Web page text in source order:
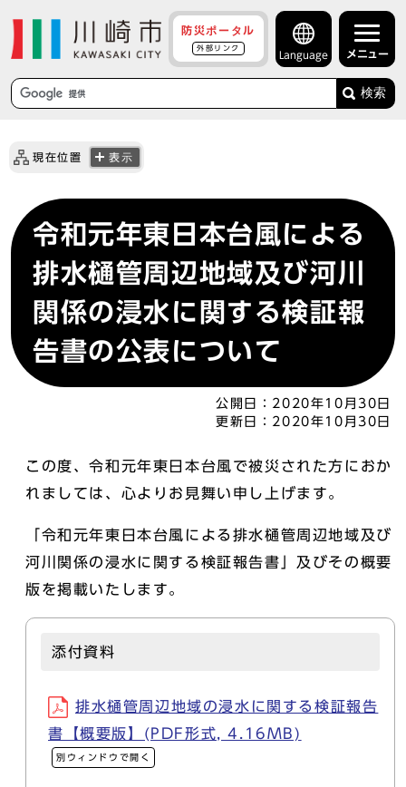
防災ポータル
外部リンク
Language メニュー
検索
現在位置 表示
令和元年東日本台風による
排水樋管周辺地域及び河川
関係の浸水に関する検証報
告書の公表について
公開日： 2020年10月30日
更新日： 2020年10月30日
この度、令和元年東日本台風で被災された方におか
れましては、心よりお見舞い申し上げます。
「令和元年東日本台風による排水樋管周辺地域及び
河川関係の浸水に関する検証報告書」及びその概要
版を掲載いたします。
添付資料
排水樋管周辺地域の浸水に関する検証報告
書【概要版】(PDF形式, 4.16MB)
別ウィンドウで開く